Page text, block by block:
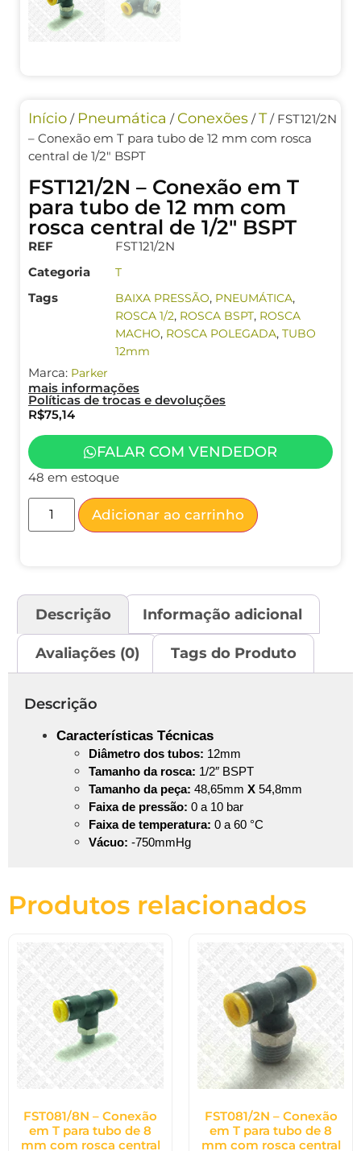
Início / Pneumática / Conexões /T/ FST121/2N
– Conexão em T para tubo de 12 mm com rosca
central de 1/2″ BSPT
FST121/2N – Conexão em T
para tubo de 12 mm com
rosca central de 1/2″ BSPT
REF
FST121/2N
Categoria
T
Tags BAIXA PRESSÃO, PNEUMÁTICA,
ROSCA 1/2, ROSCA BSPT, ROSCA
MACHO, ROSCA POLEGADA, TUBO
12mm
Marca: Parker
mais informações
Políticas de trocas e devoluções
R$75,14
FALAR COM VENDEDOR
48 em estoque
Adicionar ao carrinho
Descrição Informação adicional
Avaliações (0) Tags do Produto
Descrição
Características Técnicas
Diâmetro dos tubos: 12mm
Tamanho da rosca: 1/2″ BSPT
Tamanho da peça: 48,65mm X 54,8mm
Faixa de pressão: 0 a 10 bar
Faixa de temperatura: 0 a 60 °C
Vácuo: -750mmHg
Produtos relacionados
FST081/8N – Conexão
em T para tubo de 8
mm com rosca central
FST081/2N – Conexão
em T para tubo de 8
mm com rosca central